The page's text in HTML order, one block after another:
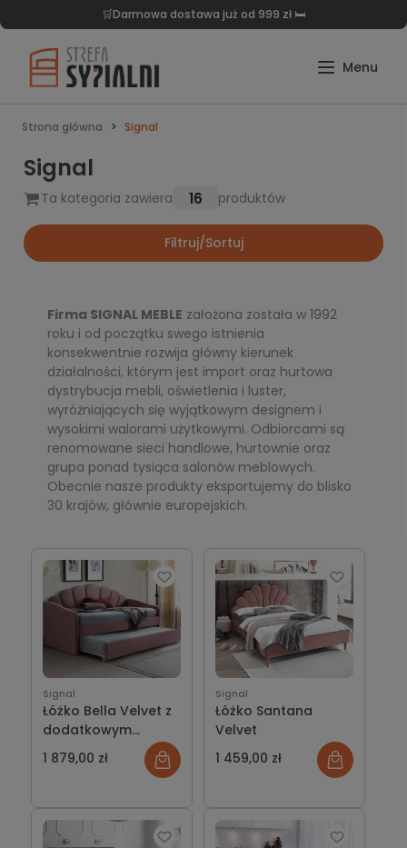
🛒Darmowa dostawa już od 999 zł 🛏️
Strona główna Signal
Signal
Ta kategoria zawiera 16 produktów
Filtruj/Sortuj
Firma SIGNAL MEBLE założona została w 1992
roku i od początku swego istnienia
konsekwentnie rozwija główny kierunek
działalności, którym jest import oraz hurtowa
dystrybucja mebli, oświetlenia i luster,
wyróżniających się wyjątkowym designem i
wysokimi walorami użytkowymi. Odbiorcami są
renomowane sieci handlowe, hurtownie oraz
grupa ponad tysiąca salonów meblowych.
Obecnie nasze produkty eksportujemy do blisko
30 krajów, głównie europejskich.
Signal
Łóżko Bella Velvet z
dodatkowym
dolnym spaniem
1 879,00 zł
Signal
Łóżko Santana
Velvet
1 459,00 zł